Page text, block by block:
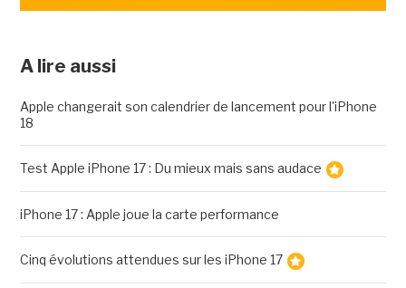
A lire aussi
Apple changerait son calendrier de lancement pour l'iPhone
18
Test Apple iPhone 17 : Du mieux mais sans audace
iPhone 17 : Apple joue la carte performance
Cinq évolutions attendues sur les iPhone 17